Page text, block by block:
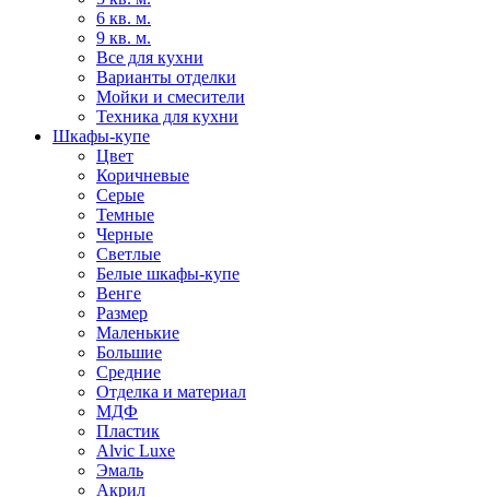
6 кв. м.
9 кв. м.
Все для кухни
Варианты отделки
Мойки и смесители
Техника для кухни
Шкафы-купе
Цвет
Коричневые
Серые
Темные
Черные
Светлые
Белые шкафы-купе
Венге
Размер
Маленькие
Большие
Средние
Отделка и материал
МДФ
Пластик
Alvic Luxe
Эмаль
Акрил